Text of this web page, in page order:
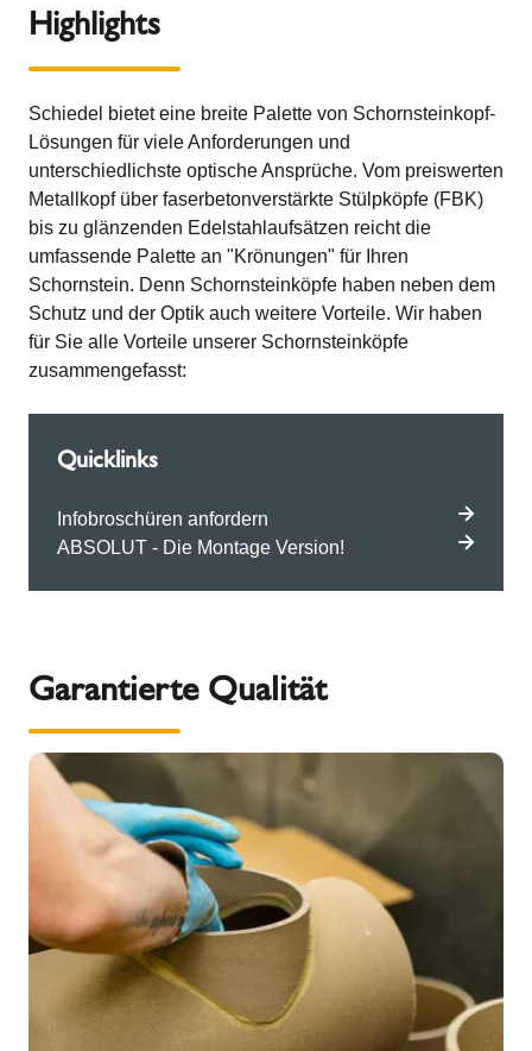
Highlights
Schiedel bietet eine breite Palette von Schornsteinkopf-
Lösungen für viele Anforderungen und
unterschiedlichste optische Ansprüche. Vom preiswerten
Metallkopf über faserbetonverstärkte Stülpköpfe (FBK)
bis zu glänzenden Edelstahlaufsätzen reicht die
umfassende Palette an "Krönungen" für Ihren
Schornstein. Denn Schornsteinköpfe haben neben dem
Schutz und der Optik auch weitere Vorteile. Wir haben
für Sie alle Vorteile unserer Schornsteinköpfe
zusammengefasst:
Quicklinks
Infobroschüren anfordern
ABSOLUT - Die Montage Version!
Garantierte Qualität